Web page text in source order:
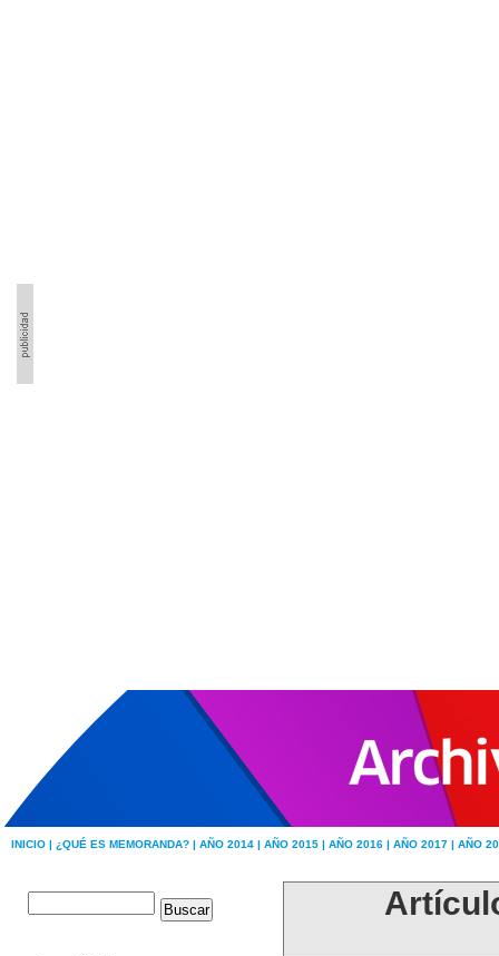
INICIO | ¿QUÉ ES MEMORANDA? | AÑO 2014 | AÑO 2015 | AÑO 2016 | AÑO 2017 | AÑO